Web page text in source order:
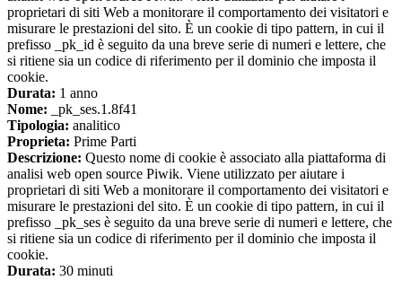
proprietari di siti Web a monitorare il comportamento dei visitatori e
misurare le prestazioni del sito. È un cookie di tipo pattern, in cui il
prefisso _pk_id è seguito da una breve serie di numeri e lettere, che
si ritiene sia un codice di riferimento per il dominio che imposta il
cookie.
Durata: 1 anno
Nome: _pk_ses.1.8f41
Tipologia: analitico
Proprieta: Prime Parti
Descrizione: Questo nome di cookie è associato alla piattaforma di
analisi web open source Piwik. Viene utilizzato per aiutare i
proprietari di siti Web a monitorare il comportamento dei visitatori e
misurare le prestazioni del sito. È un cookie di tipo pattern, in cui il
prefisso _pk_ses è seguito da una breve serie di numeri e lettere, che
si ritiene sia un codice di riferimento per il dominio che imposta il
cookie.
Durata: 30 minuti